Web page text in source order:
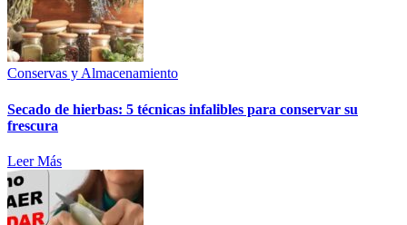
Conservas y Almacenamiento
Secado de hierbas: 5 técnicas infalibles para conservar su
frescura
Leer Más